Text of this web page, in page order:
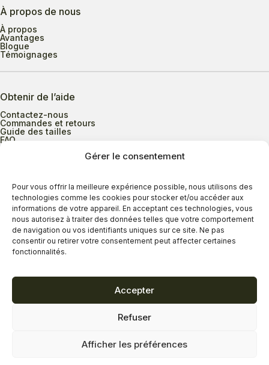
Gérer le consentement
Pour vous offrir la meilleure expérience possible, nous utilisons des
technologies comme les cookies pour stocker et/ou accéder aux
informations de votre appareil. En acceptant ces technologies, vous
nous autorisez à traiter des données telles que votre comportement
de navigation ou vos identifiants uniques sur ce site. Ne pas
consentir ou retirer votre consentement peut affecter certaines
fonctionnalités.
Accepter
Refuser
Afficher les préférences
À propos de nous
À propos
Avantages
Blogue
Témoignages
Obtenir de l’aide
Contactez-nous
Commandes et retours
Guide des tailles
FAQ
Heures d’ouverture
Lundi au mercredi
9h00 à 17h30
Jeudi
9h00 à 20h00
Vendredi
9h00 à 18h00
Dimanche
11h00 à 16h30
Termes et conditions